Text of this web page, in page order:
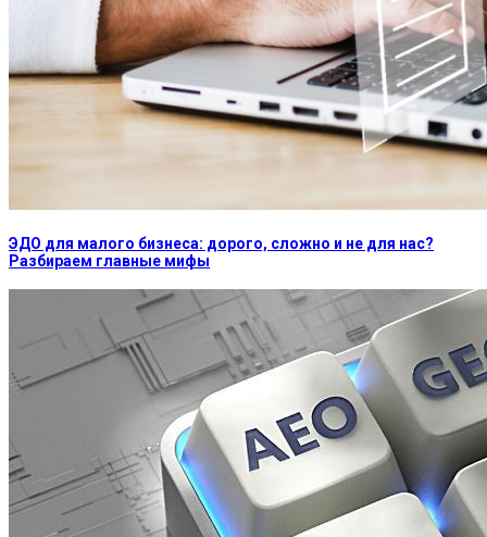
ЭДО для малого бизнеса: дорого, сложно и не для нас?
Разбираем главные мифы